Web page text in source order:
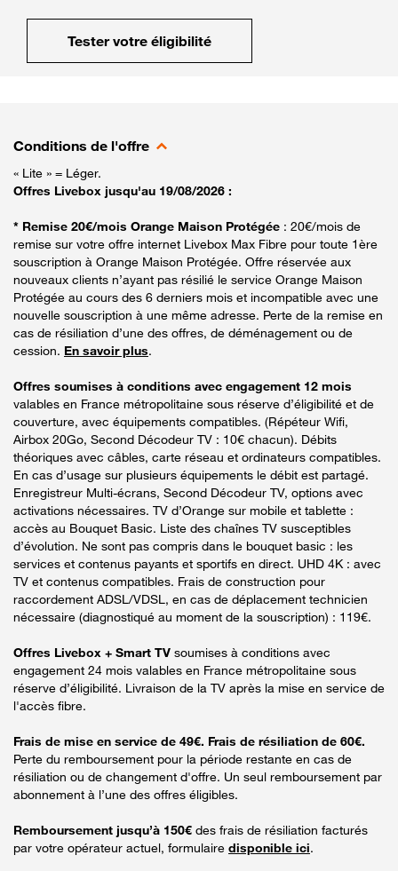
Tester votre éligibilité
Conditions de l'offre
« Lite » = Léger.
Offres Livebox jusqu'au 19/08/2026 :
* Remise 20€/mois Orange Maison Protégée : 20€/mois de
remise sur votre offre internet Livebox Max Fibre pour toute 1ère
souscription à Orange Maison Protégée. Offre réservée aux
nouveaux clients n’ayant pas résilié le service Orange Maison
Protégée au cours des 6 derniers mois et incompatible avec une
nouvelle souscription à une même adresse. Perte de la remise en
cas de résiliation d’une des offres, de déménagement ou de
cession. En savoir plus.
Offres soumises à conditions avec engagement 12 mois
valables en France métropolitaine sous réserve d’éligibilité et de
couverture, avec équipements compatibles. (Répéteur Wifi,
Airbox 20Go, Second Décodeur TV : 10€ chacun). Débits
théoriques avec câbles, carte réseau et ordinateurs compatibles.
En cas d’usage sur plusieurs équipements le débit est partagé.
Enregistreur Multi-écrans, Second Décodeur TV, options avec
activations nécessaires. TV d’Orange sur mobile et tablette :
accès au Bouquet Basic. Liste des chaînes TV susceptibles
d’évolution. Ne sont pas compris dans le bouquet basic : les
services et contenus payants et sportifs en direct. UHD 4K : avec
TV et contenus compatibles. Frais de construction pour
raccordement ADSL/VDSL, en cas de déplacement technicien
nécessaire (diagnostiqué au moment de la souscription) : 119€.
Offres Livebox + Smart TV soumises à conditions avec
engagement 24 mois valables en France métropolitaine sous
réserve d’éligibilité. Livraison de la TV après la mise en service de
l'accès fibre.
Frais de mise en service de 49€. Frais de résiliation de 60€.
Perte du remboursement pour la période restante en cas de
résiliation ou de changement d'offre. Un seul remboursement par
abonnement à l’une des offres éligibles.
Remboursement jusqu’à 150€ des frais de résiliation facturés
par votre opérateur actuel, formulaire disponible ici.